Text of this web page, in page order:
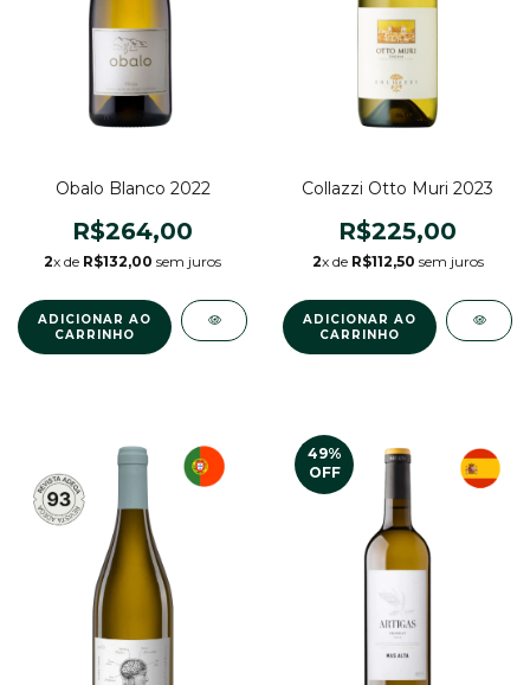
Obalo Blanco 2022
R$264,00
2x de R$132,00 sem juros
Collazzi Otto Muri 2023
R$225,00
2x de R$112,50 sem juros
49%
OFF